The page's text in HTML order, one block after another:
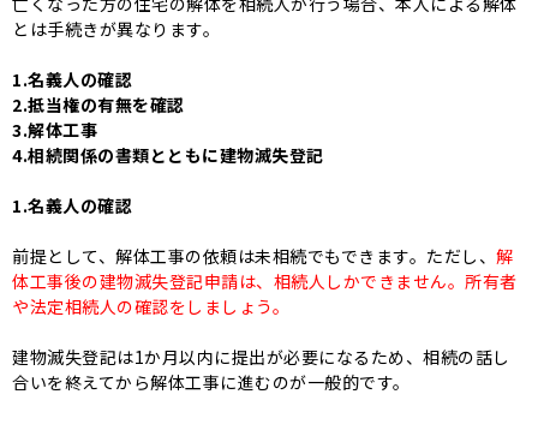
とは手続きが異なります。
1.名義人の確認
2.抵当権の有無を確認
3.解体工事
4.相続関係の書類とともに建物滅失登記
1.名義人の確認
前提として、解体工事の依頼は未相続でもできます。 ただし、 解
体工事後の建物滅失登記申請は、相続人しかできません。所有者
や法定相続人の確認をしましょう。
建物滅失登記は1か月以内に提出が必要になるため、相続の話し
合いを終えてから解体工事に進むのが一般的です。